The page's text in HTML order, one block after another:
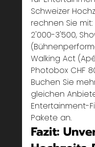
Schweizer
rechnen Sie
2'000-3'500,
Walking Act
Photobox CHF
Buchen Sie
gleichen
Entertainment-
Pakete an.
Fazit: